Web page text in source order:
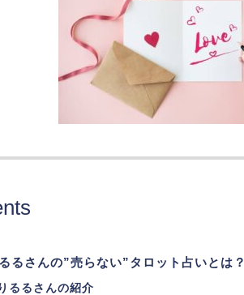
るさんの”売らない”タロット占いとは？
りるるさんの紹介